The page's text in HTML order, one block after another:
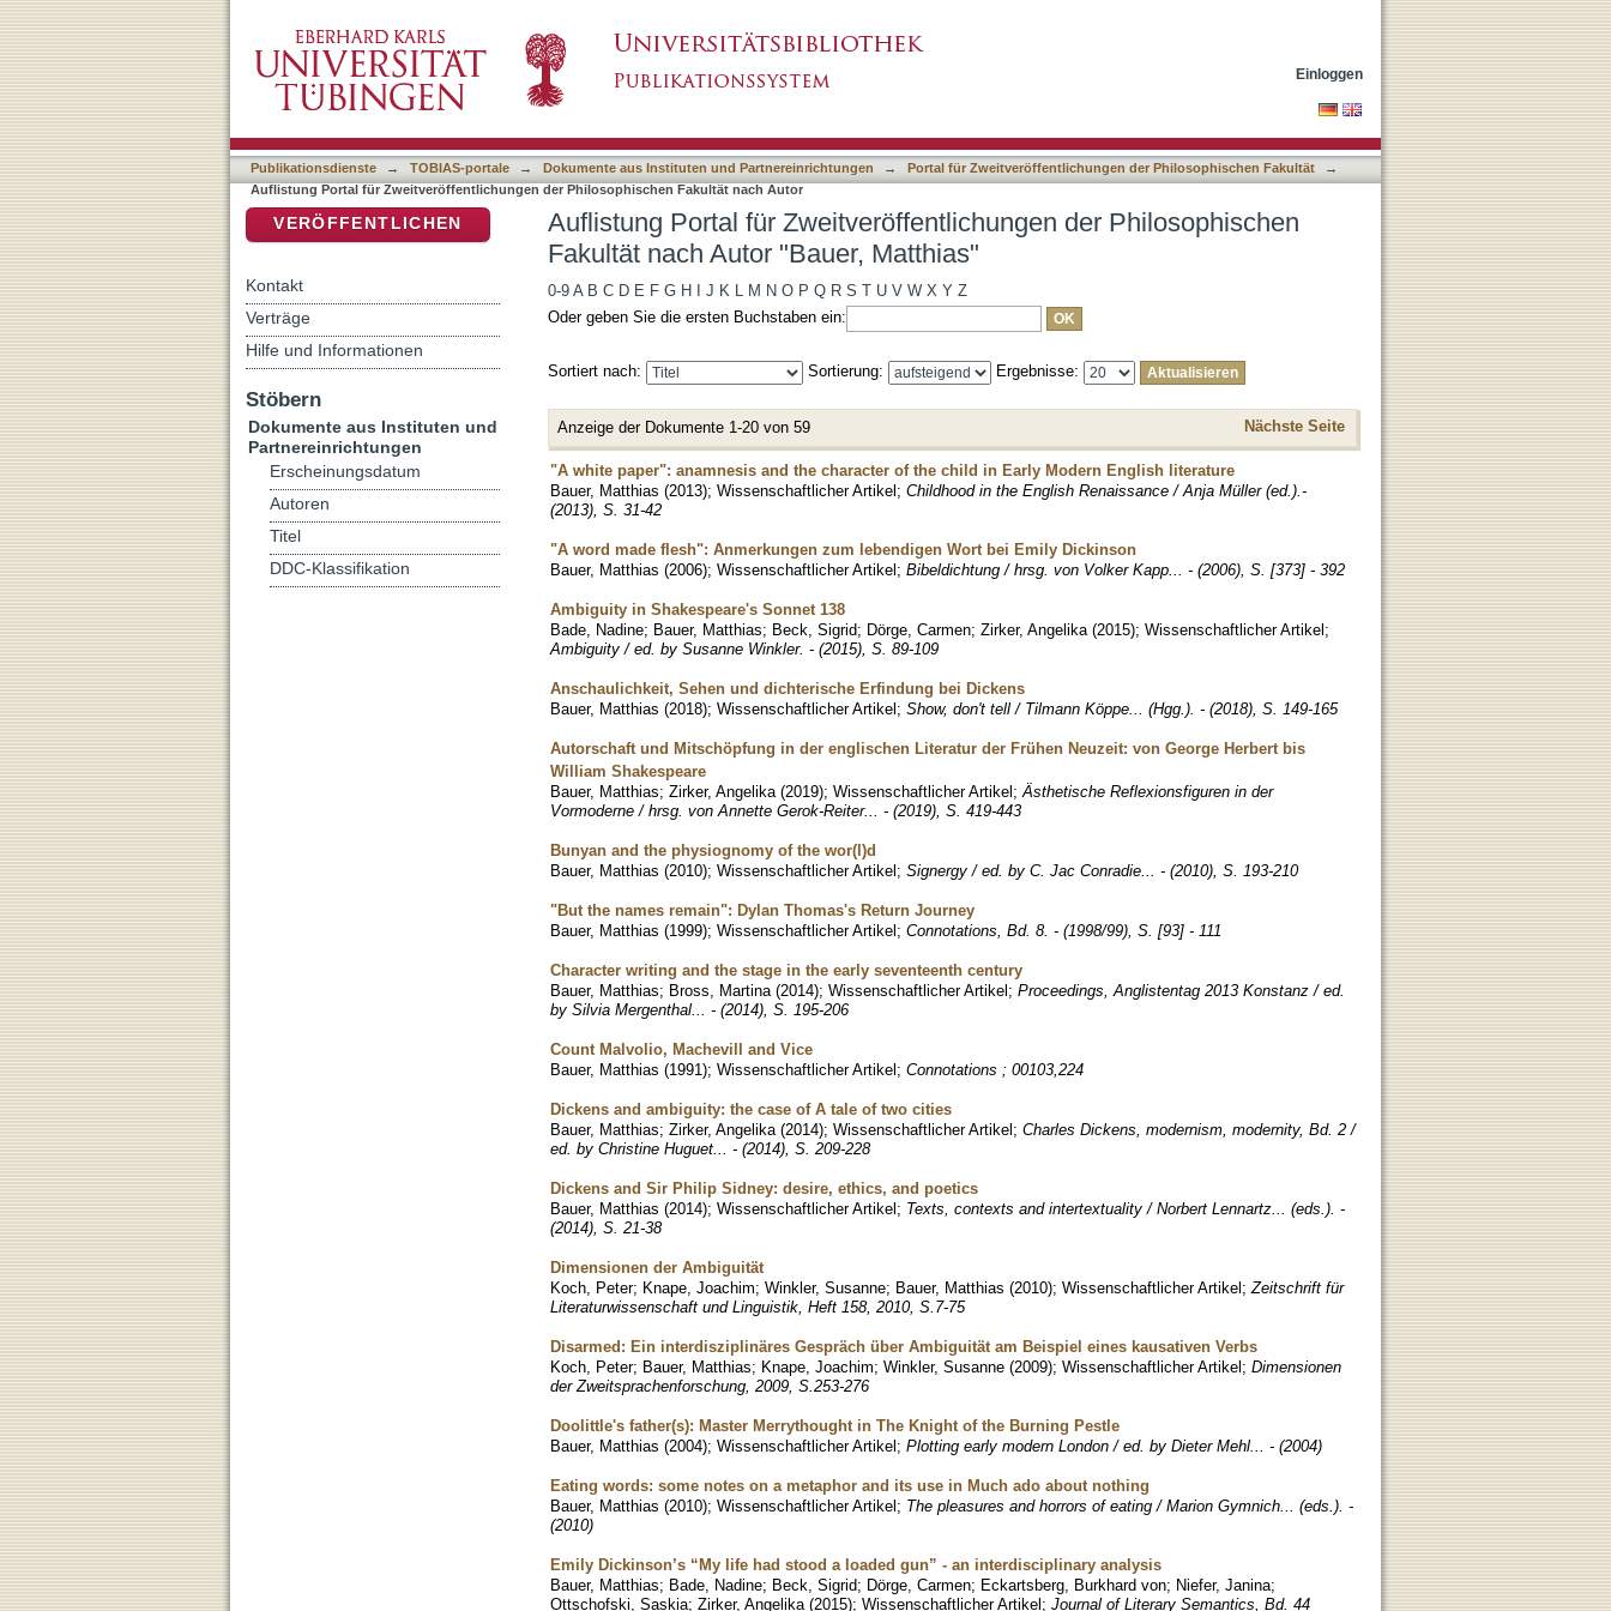
Matthias"
Einloggen
Publikationsdienste → TOBIAS-portale → Dokumente aus Instituten und Partnereinrichtungen → Portal für Zweitveröffentlichungen der Philosophischen Fakultät
→
Auflistung Portal für Zweitveröffentlichungen der Philosophischen Fakultät nach Autor
Auflistung Portal für Zweitveröffentlichungen der Philosophischen
Fakultät nach Autor "Bauer, Matthias"
0-9 A B C D E F G H J K L M N O P Q R S T U V W X Y Z
Oder geben Sie die ersten Buchstaben ein:
Sortiert nach: Sortierung: Ergebnisse:
Anzeige der Dokumente 1-20 von 59 Nächste Seite
"A white paper": anamnesis and the character of the child in Early Modern English literature
Bauer, Matthias (2013); Wissenschaftlicher Artikel; Childhood in the English Renaissance / Anja Müller (ed.).-
(2013), S. 31-42
"A word made flesh": Anmerkungen zum lebendigen Wort bei Emily Dickinson
Bauer, Matthias (2006); Wissenschaftlicher Artikel; Bibeldichtung / hrsg. von Volker Kapp... - (2006), S. [373] - 392
Ambiguity in Shakespeare's Sonnet 138
Bade, Nadine; Bauer, Matthias; Beck, Sigrid; Dörge, Carmen; Zirker, Angelika (2015); Wissenschaftlicher Artikel;
Ambiguity / ed. by Susanne Winkler. - (2015), S. 89-109
Anschaulichkeit, Sehen und dichterische Erfindung bei Dickens
Bauer, Matthias (2018); Wissenschaftlicher Artikel; Show, don't tell / Tilmann Köppe... (Hgg.). - (2018), S. 149-165
Autorschaft und Mitschöpfung in der englischen Literatur der Frühen Neuzeit: von George Herbert bis
William Shakespeare
Bauer, Matthias; Zirker, Angelika (2019); Wissenschaftlicher Artikel; Ästhetische Reflexionsfiguren in der
Vormoderne / hrsg. von Annette Gerok-Reiter... - (2019), S. 419-443
Bunyan and the physiognomy of the wor(l)d
Bauer, Matthias (2010); Wissenschaftlicher Artikel; Signergy / ed. by C. Jac Conradie... - (2010), S. 193-210
"But the names remain": Dylan Thomas's Return Journey
Bauer, Matthias (1999); Wissenschaftlicher Artikel; Connotations, Bd. 8. - (1998/99), S. [93] - 111
Character writing and the stage in the early seventeenth century
Bauer, Matthias; Bross, Martina (2014); Wissenschaftlicher Artikel; Proceedings, Anglistentag 2013 Konstanz / ed.
by Silvia Mergenthal... - (2014), S. 195-206
Count Malvolio, Machevill and Vice
Bauer, Matthias (1991); Wissenschaftlicher Artikel; Connotations ; 00103,224
Dickens and ambiguity: the case of A tale of two cities
Bauer, Matthias; Zirker, Angelika (2014); Wissenschaftlicher Artikel; Charles Dickens, modernism, modernity, Bd. 2 /
ed. by Christine Huguet... - (2014), S. 209-228
Dickens and Sir Philip Sidney: desire, ethics, and poetics
Bauer, Matthias (2014); Wissenschaftlicher Artikel; Texts, contexts and intertextuality / Norbert Lennartz... (eds.). -
(2014), S. 21-38
Dimensionen der Ambiguität
Koch, Peter; Knape, Joachim; Winkler, Susanne; Bauer, Matthias (2010); Wissenschaftlicher Artikel; Zeitschrift für
Literaturwissenschaft und Linguistik, Heft 158, 2010, S.7-75
Disarmed: Ein interdisziplinäres Gespräch über Ambiguität am Beispiel eines kausativen Verbs
Koch, Peter; Bauer, Matthias; Knape, Joachim; Winkler, Susanne (2009); Wissenschaftlicher Artikel; Dimensionen
der Zweitsprachenforschung, 2009, S.253-276
Doolittle's father(s): Master Merrythought in The Knight of the Burning Pestle
Bauer, Matthias (2004); Wissenschaftlicher Artikel; Plotting early modern London / ed. by Dieter Mehl... - (2004)
Eating words: some notes on a metaphor and its use in Much ado about nothing
Bauer, Matthias (2010); Wissenschaftlicher Artikel; The pleasures and horrors of eating / Marion Gymnich... (eds.). -
(2010)
Emily Dickinson’s “My life had stood a loaded gun” - an interdisciplinary analysis
Bauer, Matthias; Bade, Nadine; Beck, Sigrid; Dörge, Carmen; Eckartsberg, Burkhard von; Niefer, Janina;
Ottschofski, Saskia; Zirker, Angelika (2015); Wissenschaftlicher Artikel; Journal of Literary Semantics, Bd. 44
VERÖFFENTLICHEN
Kontakt
Verträge
Hilfe und Informationen
Stöbern
Dokumente aus Instituten und
Partnereinrichtungen
Erscheinungsdatum
Autoren
Titel
DDC-Klassifikation